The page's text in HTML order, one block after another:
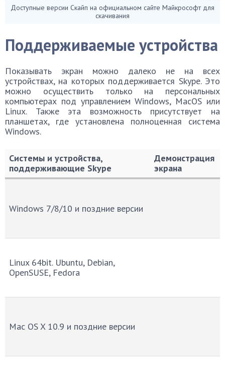
Доступные версии Скайп на официальном сайте Майкрософт для
скачивания
Поддерживаемые устройства
Показывать экран можно далеко не на всех
устройствах, на которых поддерживается Skype. Это
можно осуществить только на персональных
компьютерах под управлением Windows, MacOS или
Linux. Также эта возможность присутствует на
планшетах, где установлена полноценная система
Windows.
Системы и устройства,
поддерживающие Skype
Демонстрация
экрана
Windows 7/8/10 и поздние версии
Linux 64bit. Ubuntu, Debian,
OpenSUSE, Fedora
Mac OS X 10.9 и поздние версии